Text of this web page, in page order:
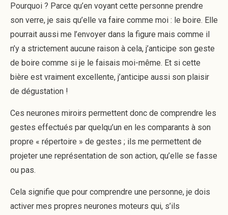
Pourquoi ? Parce qu’en voyant cette personne prendre
son verre, je sais qu’elle va faire comme moi : le boire. Elle
pourrait aussi me l’envoyer dans la figure mais comme il
n’y a strictement aucune raison à cela, j’anticipe son geste
de boire comme si je le faisais moi-même. Et si cette
bière est vraiment excellente, j’anticipe aussi son plaisir
de dégustation !
Ces neurones miroirs permettent donc de comprendre les
gestes effectués par quelqu’un en les comparants à son
propre « répertoire » de gestes ; ils me permettent de
projeter une représentation de son action, qu’elle se fasse
ou pas.
Cela signifie que pour comprendre une personne, je dois
activer mes propres neurones moteurs qui, s’ils